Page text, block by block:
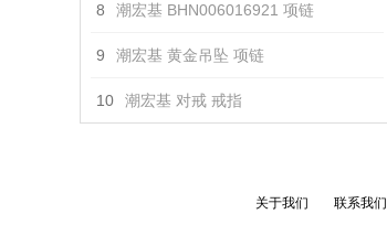
8 潮宏基 BHN006016921 项链
9 潮宏基 黄金吊坠 项链
10 潮宏基 对戒 戒指
关于我们 联系我们